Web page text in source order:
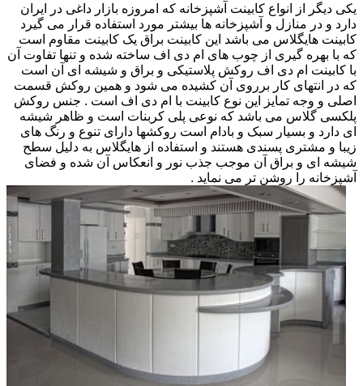
یکی دیگر از انواع کابینت آشپزخانه که امروزه بازار داغی در ایران
دارد و در منازل و آشپزخانه ها بیشتر مورد استفاده قرار می گیرد
کابینت هایگلاس می باشد این کابینت براق یک کابینت مقاوم است
که با بهره گیری از چوب های ام دی اف ساخته شده و تنها تفاوت آن
با کابینت ام دی اف روکش پلاستیکی و براق و شیشه ای آن است
که در انتهای کار برروی آن کشیده می شود و همین روکش قسمت
اصلی و وجه تمایز این نوع کابینت با ام دی اف است . جنس روکش
پلکسی گلاس می باشد که نوعی پلی کربنات است و ظاهر شیشه
ای دارد و بسیار سبک و بادام است روکشها دارای تنوع و رنگ های
زیبا و مشتری پسندی هستند و استفاده از هایگلاس به دلیل سطح
شیشه ای و براق آن موجب جذب نور و انعکاس آن شده و فضای
آشپزخانه را روشن تر می نماید .